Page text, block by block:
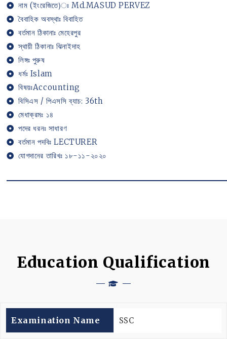
নাম (ইংরেজিতে)ঃ Md.MASUD PERVEZ
বৈবাহিক অবস্থাঃ বিবাহিত
বর্তমান ঠিকানাঃ মেহেরপুর
স্থায়ী ঠিকানাঃ ঝিনাইদাহ
লিঙ্গঃ পুরুষ
ধর্মঃ Islam
বিষয়ঃAccounting
বিসিএস / পিএসসি ব্যাচ: 36th
মেধাক্রমঃ ১৪
পদের ধরনঃ সাধারণ
বর্তমান পদবিঃ LECTURER
যোগদানের তারিখঃ ১৮-১১-২০২০
Education Qualification
Examination Name SSC